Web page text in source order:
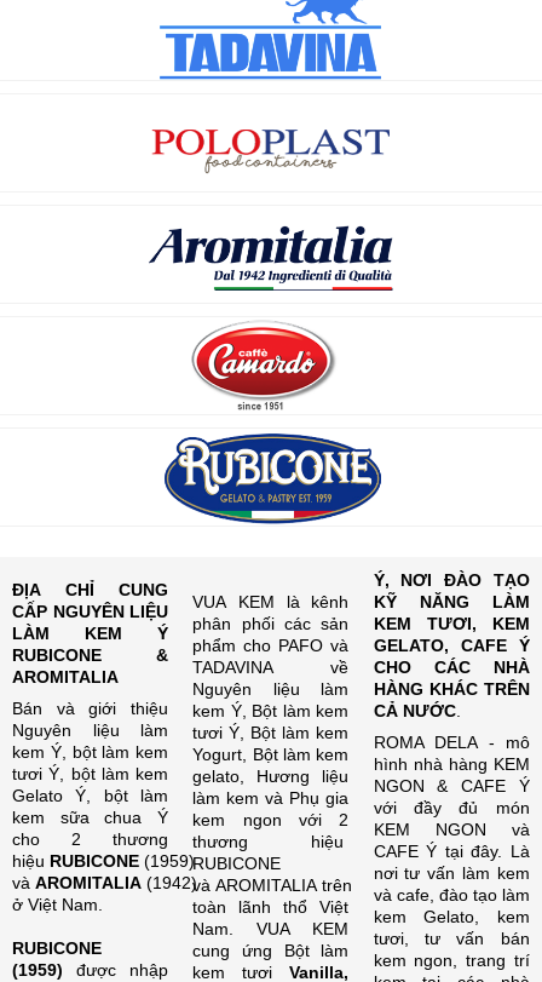
ĐỊA CHỈ CUNG
CẤP NGUYÊN LIỆU
LÀM KEM Ý
RUBICONE &
AROMITALIA
Bán và giới thiệu
Nguyên liệu làm
kem Ý, bột làm kem
tươi Ý, bột làm kem
Gelato Ý, bột làm
kem sữa chua Ý
cho 2 thương
hiệu RUBICONE (1959)
và AROMITALIA (1942)
ở Việt Nam.
RUBICONE
(1959) được nhập
VUA KEM là kênh
phân phối các sản
phẩm cho PAFO và
TADAVINA về
Nguyên liệu làm
kem Ý, Bột làm kem
tươi Ý, Bột làm kem
Yogurt, Bột làm kem
gelato, Hương liệu
làm kem và Phụ gia
kem ngon với 2
thương hiệu
RUBICONE
và AROMITALIA trên
toàn lãnh thổ Việt
Nam. VUA KEM
cung ứng Bột làm
kem tươiVanilla,
Ý, NƠI ĐÀO TẠO
KỸ NĂNG LÀM
KEM TƯƠI, KEM
GELATO, CAFE Ý
CHO CÁC NHÀ
HÀNG KHÁC TRÊN
CẢ NƯỚC.
ROMA DELA - mô
hình nhà hàng KEM
NGON & CAFE Ý
với đầy đủ món
KEM NGON và
CAFE Ý tại đây. Là
nơi tư vấn làm kem
và cafe, đào tạo làm
kem Gelato, kem
tươi, tư vấn bán
kem ngon, trang trí